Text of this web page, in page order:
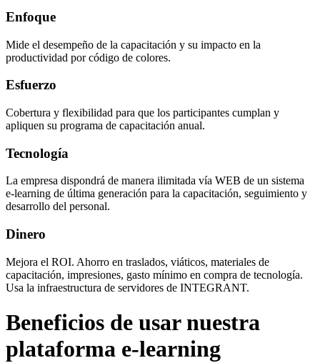
Enfoque
Mide el desempeño de la capacitación y su impacto en la
productividad por código de colores.
Esfuerzo
Cobertura y flexibilidad para que los participantes cumplan y
apliquen su programa de capacitación anual.
Tecnología
La empresa dispondrá de manera ilimitada vía WEB de un sistema
e-learning de última generación para la capacitación, seguimiento y
desarrollo del personal.
Dinero
Mejora el ROI. Ahorro en traslados, viáticos, materiales de
capacitación, impresiones, gasto mínimo en compra de tecnología.
Usa la infraestructura de servidores de INTEGRANT.
Beneficios de usar nuestra
plataforma e-learning